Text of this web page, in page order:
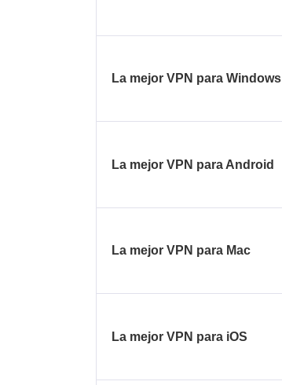
La mejor VPN para Windows
La mejor VPN para Android
La mejor VPN para Mac
La mejor VPN para iOS